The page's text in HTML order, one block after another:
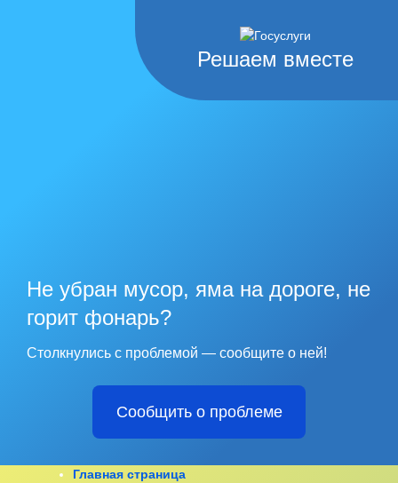
Решаем вместе
Не убран мусор, яма на дороге, не
горит фонарь?
Столкнулись с проблемой — сообщите о ней!
Сообщить о проблеме
"Детский Сад № 215"
RSS
Главная страница